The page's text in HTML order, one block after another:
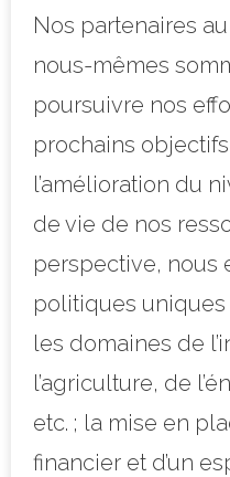
Nos partenaires
nous-mêmes
poursuivre nos
prochains
l’amélioration du
de vie de nos
perspective, nous
politiques
les domaines de
l’agriculture, de
etc. ; la mise en
financier et d’un